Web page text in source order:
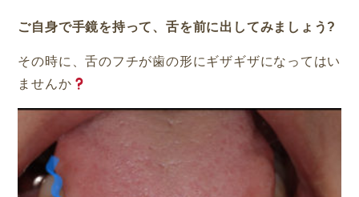
ご自身で手鏡を持って、舌を前に出してみましょう?
その時に、舌のフチが歯の形にギザギザになってはい
ませんか